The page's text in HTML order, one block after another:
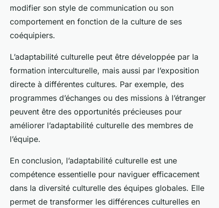
modifier son style de communication ou son
comportement en fonction de la culture de ses
coéquipiers.
L’adaptabilité culturelle peut être développée par la
formation interculturelle, mais aussi par l’exposition
directe à différentes cultures. Par exemple, des
programmes d’échanges ou des missions à l’étranger
peuvent être des opportunités précieuses pour
améliorer l’adaptabilité culturelle des membres de
l’équipe.
En conclusion, l’adaptabilité culturelle est une
compétence essentielle pour naviguer efficacement
dans la diversité culturelle des équipes globales. Elle
permet de transformer les différences culturelles en